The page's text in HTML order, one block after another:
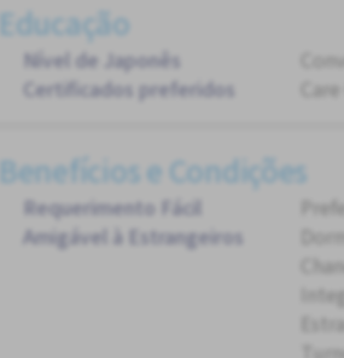
Educação
Nível de Japonês
Certificados preferidos
Benefícios e Condições
Requerimento Fácil
Amigável à Estrangeiros